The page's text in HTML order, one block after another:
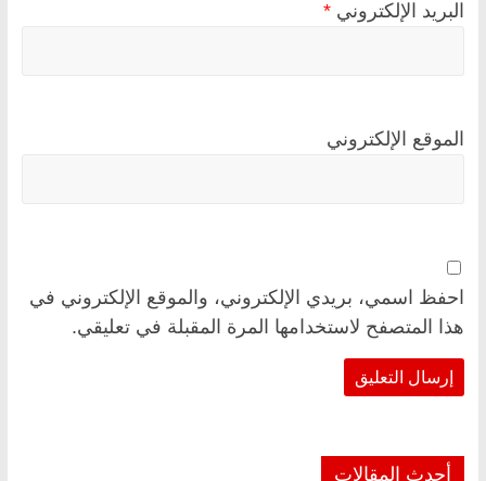
البريد الإلكتروني *
الموقع الإلكتروني
احفظ اسمي، بريدي الإلكتروني، والموقع الإلكتروني في
هذا المتصفح لاستخدامها المرة المقبلة في تعليقي.
أحدث المقالات